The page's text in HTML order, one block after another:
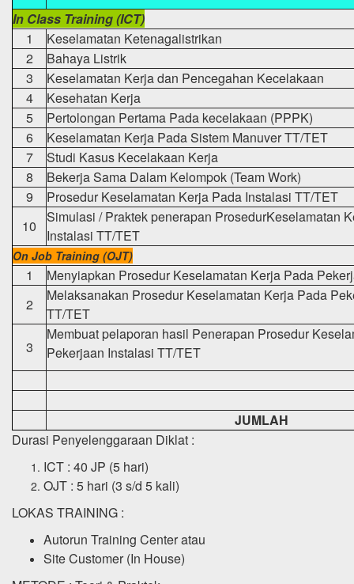
In Class Training (ICT)
1
Keselamatan Ketenagalistrikan
2
Bahaya Listrik
3
Keselamatan Kerja dan Pencegahan Kecelakaan
4
Kesehatan Kerja
5
Pertolongan Pertama Pada kecelakaan (PPPK)
6
Keselamatan Kerja Pada Sistem Manuver TT/TET
7
Studi Kasus Kecelakaan Kerja
8
Bekerja Sama Dalam Kelompok (Team Work)
9
Prosedur Keselamatan Kerja Pada Instalasi TT/TET
10
Simulasi / Praktek penerapan ProsedurKeselamatan
Instalasi TT/TET
On Job Training (OJT)
1
Menyiapkan Prosedur Keselamatan Kerja Pada
2
Melaksanakan Prosedur Keselamatan Kerja Pada
TT/TET
3
Membuat pelaporan hasil Penerapan Prosedur
Pekerjaan Instalasi TT/TET
JUMLAH
Durasi Penyelenggaraan Diklat :
ICT : 40 JP (5 hari)
OJT : 5 hari (3 s/d 5 kali)
LOKAS TRAINING :
Autorun Training Center atau
Site Customer (In House)